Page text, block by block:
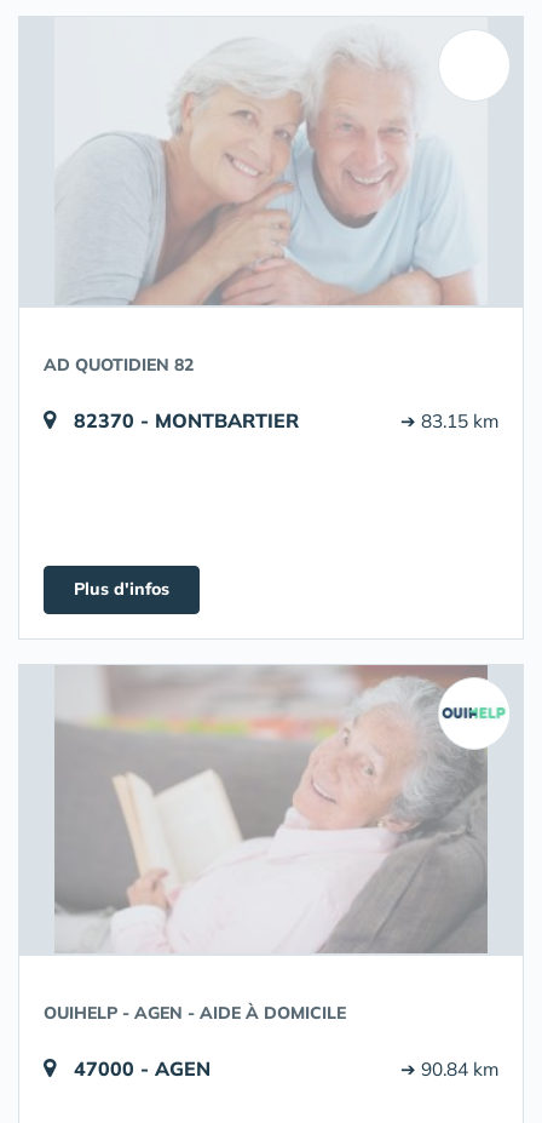
AD QUOTIDIEN 82
82370 - MONTBARTIER ➔ 83.15 km
Plus d'infos
OUIHELP - AGEN - AIDE À DOMICILE
47000 - AGEN ➔ 90.84 km